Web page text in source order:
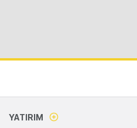
YATIRIM